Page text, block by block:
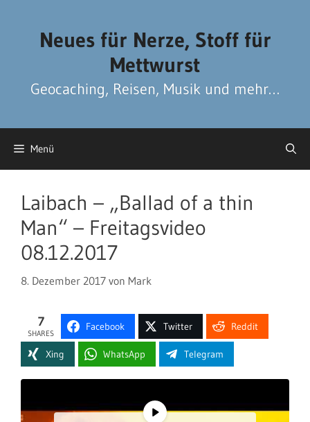
Neues für Nerze, Stoff für
Mettwurst
Geocaching, Reisen, Musik und mehr…
Menü
Laibach – „Ballad of a thin
Man“ – Freitagsvideo
08.12.2017
8. Dezember 2017 von Mark
7
SHARES
Facebook Twitter Reddit
Xing WhatsApp Telegram